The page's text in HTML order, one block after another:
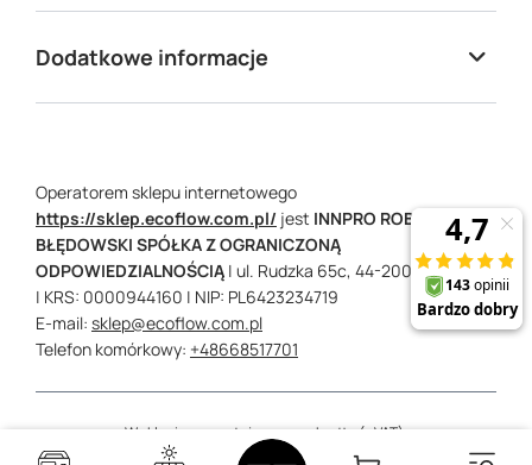
Dodatkowe informacje
Operatorem sklepu internetowego
https://sklep.ecoflow.com.pl/ jest INNPRO ROBERT
BŁĘDOWSKI SPÓŁKA Z OGRANICZONĄ
ODPOWIEDZIALNOŚCIĄ | ul. Rudzka 65c, 44-200 Rybnik
| KRS: 0000944160 | NIP: PL6423234719
E-mail: sklep@ecoflow.com.pl
Telefon komórkowy: +48668517701
W sklepie prezentujemy ceny brutto (z VAT).
Stawki VAT dla konsumentów z kraju:Polska